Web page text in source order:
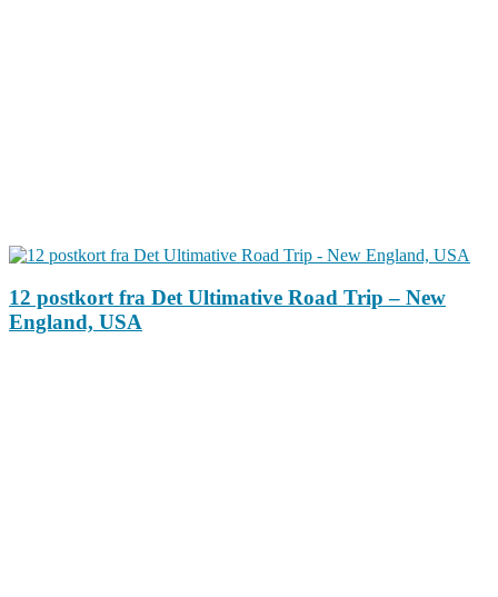
12 postkort fra Det Ultimative Road Trip – New
England, USA